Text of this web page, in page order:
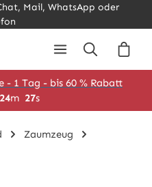
Mail, WhatsApp oder
- 1 Tag - bis 60 % Rabatt
24m 26s
Zaumzeug